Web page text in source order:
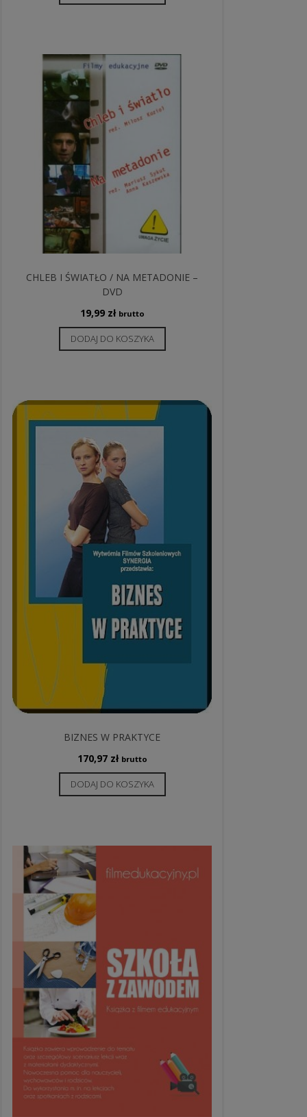
CHLEB I ŚWIATŁO / NA METADONIE –
DVD
19,99 zł brutto
DODAJ DO KOSZYKA
BIZNES W PRAKTYCE
170,97 zł brutto
DODAJ DO KOSZYKA